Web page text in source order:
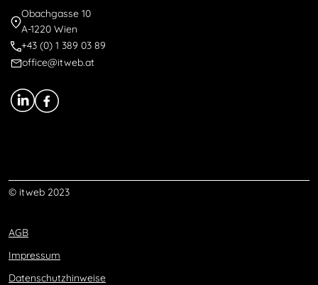
Obachgasse 10
A-1220 Wien
+43 (0) 1 389 03 89
office@itweb.at
© itweb 2023
AGB
Impressum
Datenschutzhinweise